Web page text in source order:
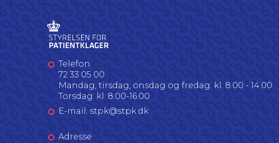
Telefon
72 33 05 00
Mandag, tirsdag, onsdag og fredag: kl. 8.00 - 14.00
Torsdag: kl. 8.00-16.00
E-mail: stpk@stpk.dk
Adresse